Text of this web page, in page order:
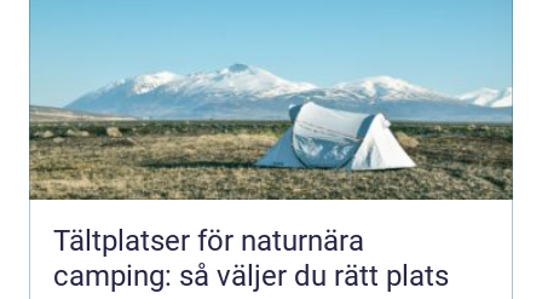
Tältplatser för naturnära
camping: så väljer du rätt plats